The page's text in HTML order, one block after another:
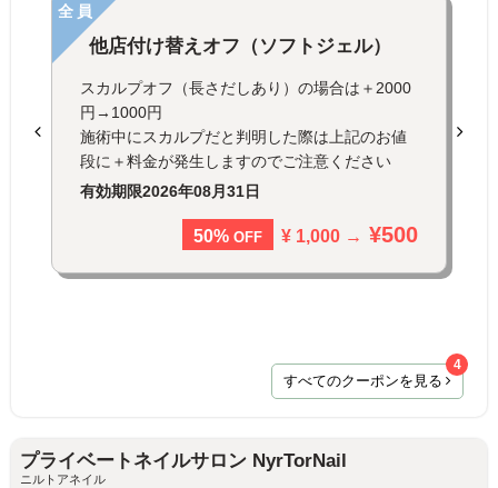
全員
他店付け替えオフ（ソフトジェル）
スカルプオフ（長さだしあり）の場合は＋2000
円→1000円
施術中にスカルプだと判明した際は上記のお値
段に＋料金が発生しますのでご注意ください
有効期限2026年08月31日
50% OFF ¥ 1,000 → ¥500
すべてのクーポンを見る
4
プライベートネイルサロン NyrTorNail
ニルトアネイル